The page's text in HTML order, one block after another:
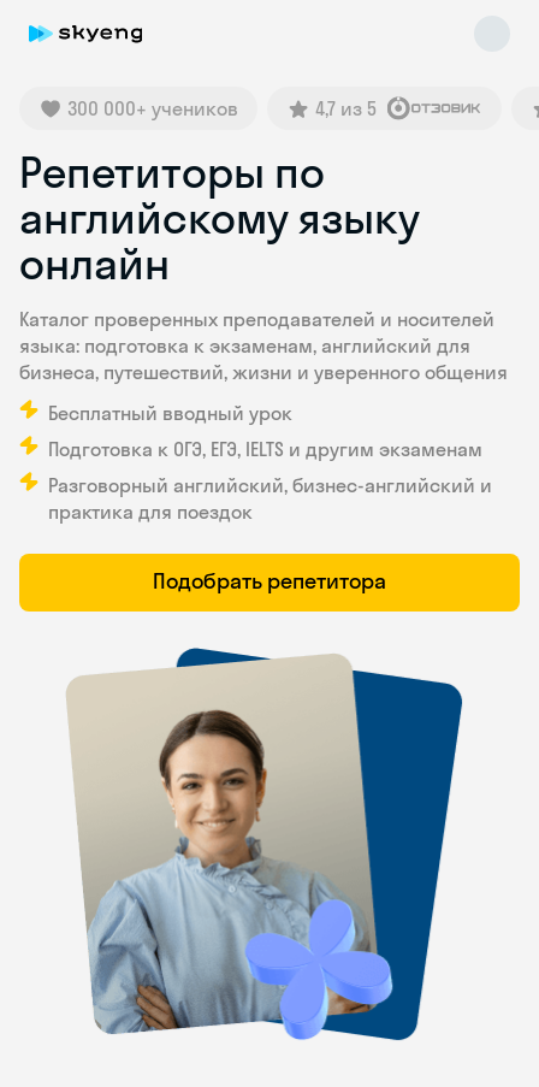
300 000+ учеников 4,7 из 5
Репетиторы по
английскому языку
онлайн
Каталог проверенных преподавателей и носителей
языка: подготовка к экзаменам, английский для
бизнеса, путешествий, жизни и уверенного общения
Бесплатный вводный урок
Подготовка к ОГЭ, ЕГЭ, IELTS и другим экзаменам
Разговорный английский, бизнес-английский и
практика для поездок
Подобрать репетитора
Skyeng Chat
online